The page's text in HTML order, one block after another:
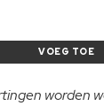
VOEG TOE
worden